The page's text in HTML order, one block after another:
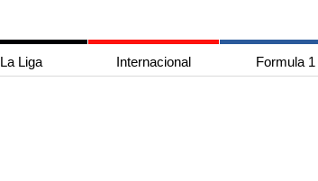
La Liga Internacional Formula 1